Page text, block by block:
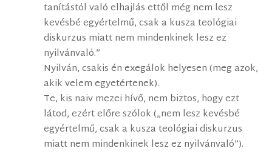
tanítástól való elhajlás ettől még nem lesz
kevésbé egyértelmű, csak a kusza teológiai
diskurzus miatt nem mindenkinek lesz ez
nyilvánvaló.”
Nyilván, csakis én exegálok helyesen (meg azok,
akik velem egyetértenek).
Te, kis naiv mezei hívő, nem biztos, hogy ezt
látod, ezért előre szólok („nem lesz kevésbé
egyértelmű, csak a kusza teológiai diskurzus
miatt nem mindenkinek lesz ez nyilvánvaló”).